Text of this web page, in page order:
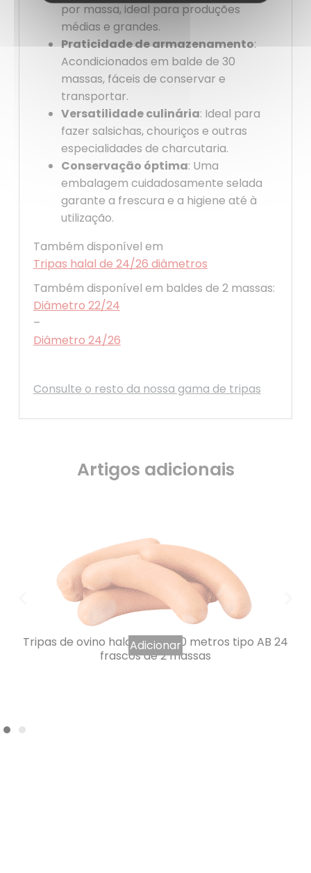
por massa, ideal para produções
médias e grandes.
Praticidade de armazenamento:
Acondicionados em balde de 30
massas, fáceis de conservar e
transportar.
Versatilidade culinária: Ideal para
fazer salsichas, chouriços e outras
especialidades de charcutaria.
Conservação óptima: Uma
embalagem cuidadosamente selada
garante a frescura e a higiene até à
utilização.
Também disponível em
Tripas halal de 24/26 diâmetros
Também disponível em baldes de 2 massas:
Diâmetro 22/24
–
Diâmetro 24/26
Consulte o resto da nossa gama de tripas
Artigos adicionais
Tripas de ovino halal 24/26 60 metros tipo AB 24
frascos de 2 massas
Adicionar